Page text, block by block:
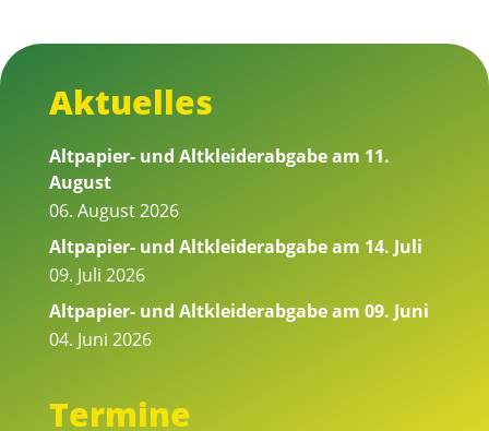
Aktuelles
Altpapier- und Altkleiderabgabe am 11.
August
06. August 2026
Altpapier- und Altkleiderabgabe am 14. Juli
09. Juli 2026
Altpapier- und Altkleiderabgabe am 09. Juni
04. Juni 2026
Termine